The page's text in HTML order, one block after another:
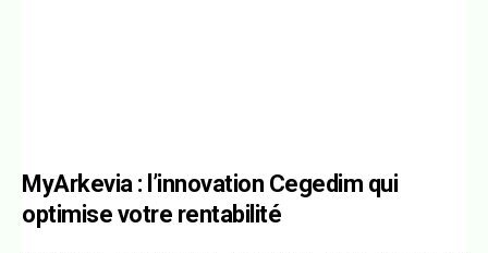
MyArkevia : l’innovation Cegedim qui
optimise votre rentabilité